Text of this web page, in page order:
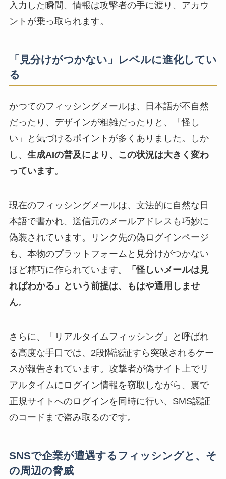
入力した瞬間、情報は攻撃者の手に渡り、アカウ
ントが乗っ取られます。
「見分けがつかない」レベルに進化してい
る
かつてのフィッシングメールは、日本語が不自然
だったり、デザインが粗雑だったりと、「怪し
い」と気づけるポイントが多くありました。しか
し、 生成AIの普及により、この状況は大きく変わ
っています。
現在のフィッシングメールは、文法的に自然な日
本語で書かれ、送信元のメールアドレスも巧妙に
偽装されています。リンク先の偽ログインページ
も、本物のプラットフォームと見分けがつかない
ほど精巧に作られています。
「怪しいメールは見
ればわかる」という前提は、もはや通用しませ
ん。
さらに、「リアルタイムフィッシング」と呼ばれ
る高度な手口では、2段階認証すら突破されるケー
スが報告されています。攻撃者が偽サイト上でリ
アルタイムにログイン情報を窃取しながら、裏で
正規サイトへのログインを同時に行い、SMS認証
のコードまで盗み取るのです。
SNSで企業が遭遇するフィッシングと、そ
の周辺の脅威